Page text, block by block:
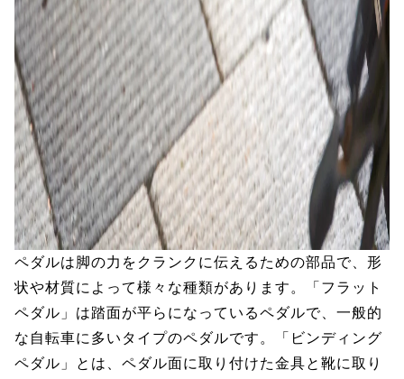
ペダルは脚の力をクランクに伝えるための部品で、形
状や材質によって様々な種類があります。「フラット
ペダル」は踏面が平らになっているペダルで、一般的
な自転車に多いタイプのペダルです。「ビンディング
ペダル」とは、ペダル面に取り付けた金具と靴に取り